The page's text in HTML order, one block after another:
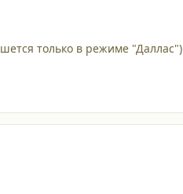
только в режиме "Даллас")